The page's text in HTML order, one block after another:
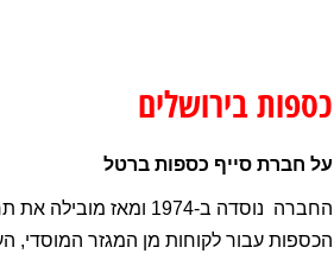
כספות בירושלים
על חברת סייף כספות ברטל
הכספות עבור לקוחות מן המגזר המוסדי,